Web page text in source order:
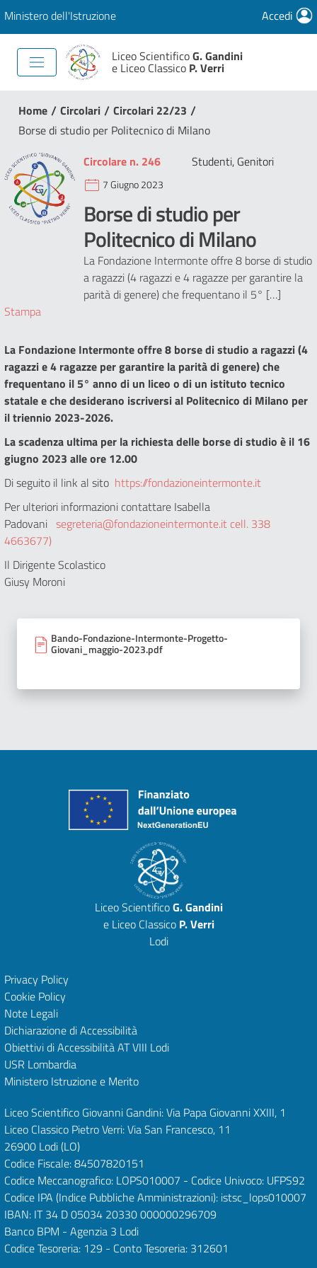
Ministero dell'Istruzione Accedi
Liceo ScientificoG. Gandini
e Liceo Classico P. Verri
Home / Circolari / Circolari 22/23 /
Borse di studio per Politecnico di Milano
Circolare n. 246
Studenti, Genitori
7 Giugno 2023
Borse di studio per
Politecnico di Milano
La Fondazione Intermonte offre 8 borse di studio
a ragazzi (4 ragazzi e 4 ragazze per garantire la
parità di genere) che frequentano il 5° […]
Stampa
La Fondazione Intermonte offre 8 borse di studio a ragazzi (4
ragazzi e 4 ragazze per garantire la parità di genere) che
frequentano il 5° anno di un liceo o di un istituto tecnico
statale e che desiderano iscriversi al Politecnico di Milano per
il triennio 2023-2026.
La scadenza ultima per la richiesta delle borse di studio è il 16
giugno 2023 alle ore 12.00
Di seguito il link al sito https://fondazioneintermonte.it
Per ulteriori informazioni contattare Isabella
Padovani segreteria@fondazioneintermonte.it cell. 338
4663677)
Il Dirigente Scolastico
Giusy Moroni
Bando-Fondazione-Intermonte-Progetto-
Giovani_maggio-2023.pdf
Liceo ScientificoG. Gandini
e Liceo Classico P. Verri
Lodi
Privacy Policy
Cookie Policy
Note Legali
Dichiarazione di Accessibilità
Obiettivi di AccessibilitàAT VIII Lodi
USR Lombardia
Ministero Istruzione e Merito
Liceo Scientifico Giovanni Gandini: Via Papa Giovanni XXIII, 1
Liceo Classico Pietro Verri: Via San Francesco, 11
26900 Lodi(LO)
Codice Fiscale: 84507820151
Codice Meccanografico: LOPS010007 - Codice Univoco: UFPS92
Codice IPA (Indice Pubbliche Amministrazioni): istsc_lops010007
IBAN: IT 34 D 05034 20330 000000296709
Banco BPM - Agenzia 3 Lodi
Codice Tesoreria: 129 - Conto Tesoreria: 312601